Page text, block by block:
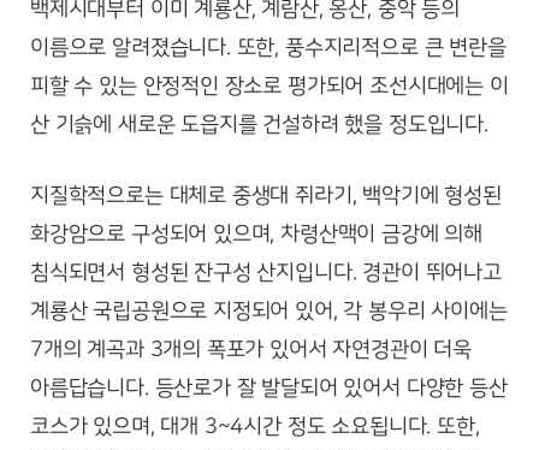
백제시대부터 이미 계룡산, 계람산, 옹산, 중악 등의
이름으로 알려졌습니다. 또한, 풍수지리적으로 큰 변란을
피할 수 있는 안정적인 장소로 평가되어 조선시대에는 이
산 기슭에 새로운 도읍지를 건설하려 했을 정도입니다.
지질학적으로는 대체로 중생대 쥐라기, 백악기에 형성된
화강암으로 구성되어 있으며, 차령산맥이 금강에 의해
침식되면서 형성된 잔구성 산지입니다. 경관이 뛰어나고
계룡산 국립공원으로 지정되어 있어, 각 봉우리 사이에는
7개의 계곡과 3개의 폭포가 있어서 자연경관이 더욱
아름답습니다. 등산로가 잘 발달되어 있어서 다양한 등산
코스가 있으며, 대개 3~4시간 정도 소요됩니다. 또한,